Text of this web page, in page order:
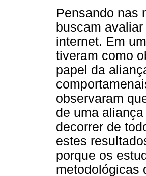
Pensando nas
buscam
internet. Em
tiveram como
papel da
observaram
de uma
decorrer de
estes
porque os
metodológicas